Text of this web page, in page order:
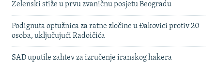
Zelenski stiže u prvu zvaničnu posjetu Beogradu
Podignuta optužnica za ratne zločine u Đakovici protiv 20
osoba, uključujući Radoičića
SAD uputile zahtev za izručenje iranskog hakera